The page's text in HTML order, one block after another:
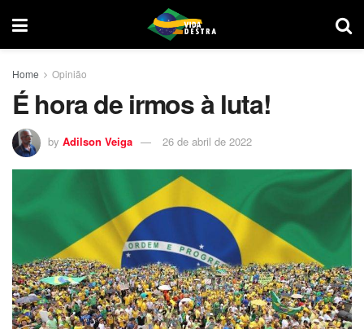
Home Opinião
É hora de irmos à luta!
by Adilson Veiga 26 de abril de 2022